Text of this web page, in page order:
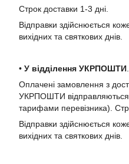
Строк доставки 1-3 дні.
Відправки здійснюється
вихідних та святкових днів.
• У відділення УКРПОШТИ
Оплачені замовлення з
УКРПОШТИ відправляються
тарифами перевізника).
Відправки здійснюється
вихідних та святкових днів.